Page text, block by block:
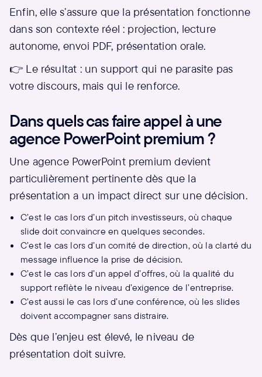
Enfin, elle s’assure que la présentation fonctionne
dans son contexte réel : projection, lecture
autonome, envoi PDF, présentation orale.
👉 Le résultat : un support qui ne parasite pas
votre discours, mais qui le renforce.
Dans quels cas faire appel à une
agence PowerPoint premium ?
Une agence PowerPoint premium devient
particulièrement pertinente dès que la
présentation a un impact direct sur une décision.
C’est le cas lors d’un pitch investisseurs, où chaque
slide doit convaincre en quelques secondes.
C’est le cas lors d’un comité de direction, où la clarté du
message influence la prise de décision.
C’est le cas lors d’un appel d’offres, où la qualité du
support reflète le niveau d’exigence de l’entreprise.
C’est aussi le cas lors d’une conférence, où les slides
doivent accompagner sans distraire.
Dès que l’enjeu est élevé, le niveau de
présentation doit suivre.